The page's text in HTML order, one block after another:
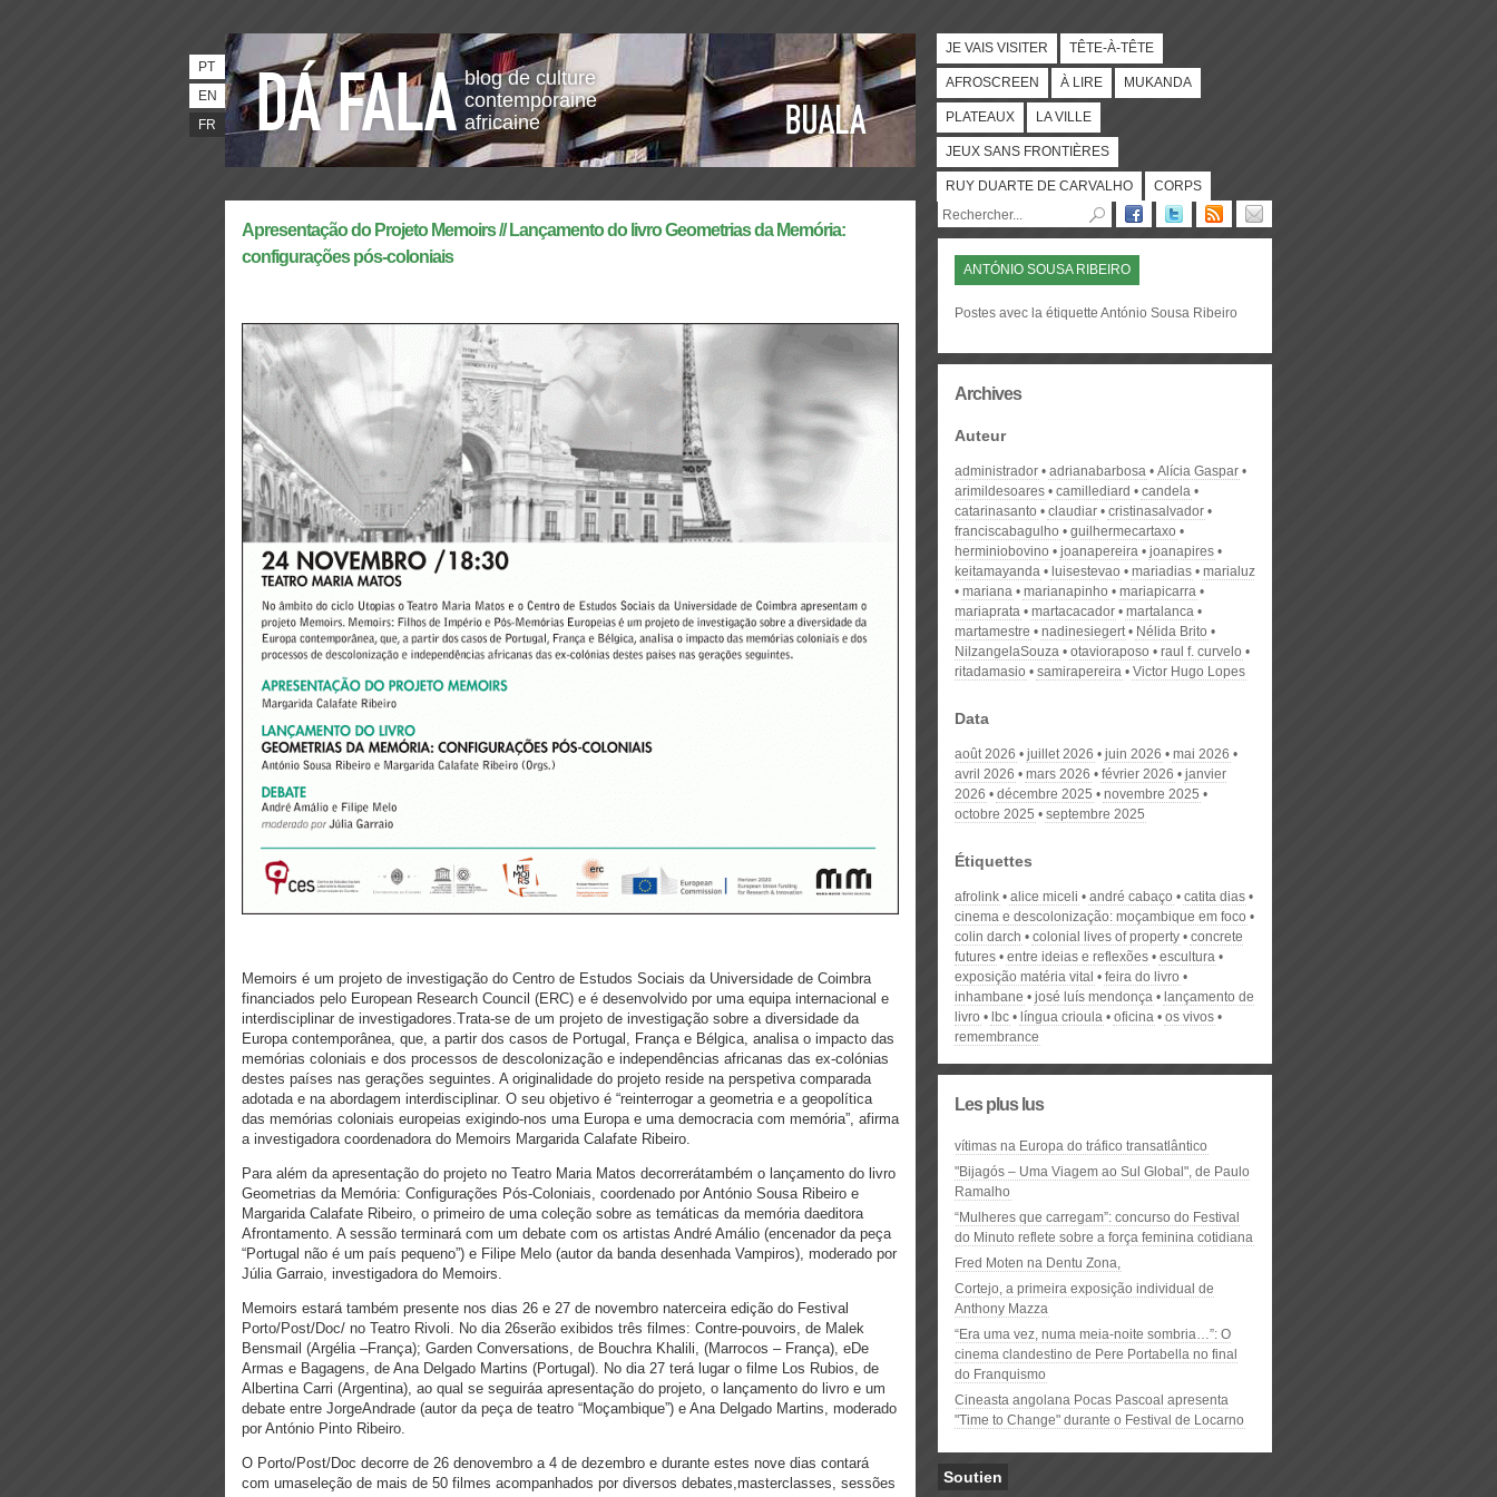
blog de culture
contemporaine
africaine
PT
EN
FR
JE VAIS VISITER TÊTE-À-TÊTE
AFROSCREEN À LIRE MUKANDA
PLATEAUX LA VILLE
JEUX SANS FRONTIÈRES
RUY DUARTE DE CARVALHO CORPS
Apresentação do Projeto Memoirs // Lançamento do livro Geometrias da Memória:
configurações pós-coloniais
Memoirs é um projeto de investigação do Centro de Estudos Sociais da Universidade de Coimbra
financiados pelo European Research Council (ERC) e é desenvolvido por uma equipa internacional e
interdisciplinar de investigadores.Trata-se de um projeto de investigação sobre a diversidade da
Europa contemporânea, que, a partir dos casos de Portugal, França e Bélgica, analisa o impacto das
memórias coloniais e dos processos de descolonização e independências africanas das ex-colónias
destes países nas gerações seguintes. A originalidade do projeto reside na perspetiva comparada
adotada e na abordagem interdisciplinar. O seu objetivo é “reinterrogar a geometria e a geopolítica
das memórias coloniais europeias exigindo-nos uma Europa e uma democracia com memória”, afirma
a investigadora coordenadora do Memoirs Margarida Calafate Ribeiro.
Para além da apresentação do projeto no Teatro Maria Matos decorrerátambém o lançamento do livro
Geometrias da Memória: Configurações Pós-Coloniais, coordenado por António Sousa Ribeiro e
Margarida Calafate Ribeiro, o primeiro de uma coleção sobre as temáticas da memória daeditora
Afrontamento. A sessão terminará com um debate com os artistas André Amálio (encenador da peça
“Portugal não é um país pequeno”) e Filipe Melo (autor da banda desenhada Vampiros), moderado por
Júlia Garraio, investigadora do Memoirs.
Memoirs estará também presente nos dias 26 e 27 de novembro naterceira edição do Festival
Porto/Post/Doc/ no Teatro Rivoli. No dia 26serão exibidos três filmes: Contre-pouvoirs, de Malek
Bensmail (Argélia –França); Garden Conversations, de Bouchra Khalili, (Marrocos – França), eDe
Armas e Bagagens, de Ana Delgado Martins (Portugal). No dia 27 terá lugar o filme Los Rubios, de
Albertina Carri (Argentina), ao qual se seguiráa apresentação do projeto, o lançamento do livro e um
debate entre JorgeAndrade (autor da peça de teatro “Moçambique”) e Ana Delgado Martins, moderado
por António Pinto Ribeiro.
O Porto/Post/Doc decorre de 26 denovembro a 4 de dezembro e durante estes nove dias contará
com umaseleção de mais de 50 filmes acompanhados por diversos debates,masterclasses, sessões
ANTÓNIO SOUSA RIBEIRO
Postes avec la étiquette António Sousa Ribeiro
Archives
Auteur
administrador adrianabarbosa
Alícia Gaspar
arimildesoares
camillediard
candela
catarinasanto
claudiar
cristinasalvador
franciscabagulho
guilhermecartaxo
herminiobovino
joanapereira
joanapires
keitamayanda
luisestevao mariadias
marialuz
mariana
marianapinho
mariapicarra
mariaprata
martacacador
martalanca
martamestre
nadinesiegert
Nélida Brito
NilzangelaSouza
otavioraposo
raul f. curvelo
ritadamasio
samirapereira Victor Hugo Lopes
Data
août 2026 juillet 2026 juin 2026
mai 2026
avril 2026
mars 2026 février 2026
janvier
2026
décembre 2025
novembre 2025
octobre 2025
septembre 2025
Étiquettes
afrolink alice miceli andré cabaço
catita dias
cinema e descolonização: moçambique em foco
colin darch
colonial lives of property
concrete
futures
entre ideias e reflexões
escultura
exposição matéria vital
feira do livro
inhambane
josé luís mendonça
lançamento de
livro
lbc língua crioula oficina
os vivos
remembrance
Les plus lus
vítimas na Europa do tráfico transatlântico
"Bijagós – Uma Viagem ao Sul Global", de Paulo
Ramalho
“Mulheres que carregam”: concurso do Festival
do Minuto reflete sobre a força feminina cotidiana
Fred Moten na Dentu Zona,
Cortejo, a primeira exposição individual de
Anthony Mazza
“Era uma vez, numa meia-noite sombria…”: O
cinema clandestino de Pere Portabella no final
do Franquismo
Cineasta angolana Pocas Pascoal apresenta
"Time to Change" durante o Festival de Locarno
Soutien